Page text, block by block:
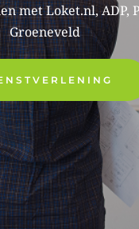
met Loket.nl, ADP,
Groeneveld